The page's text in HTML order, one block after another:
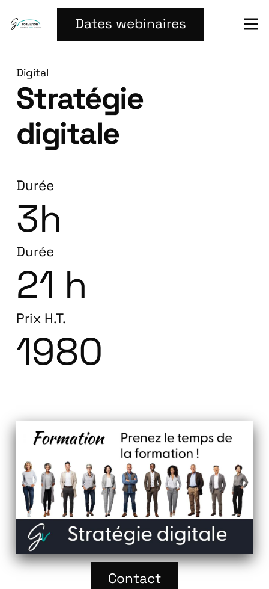
Dates webinaires
Digital
Stratégie
digitale
Durée
3h
Durée
21 h
Prix H.T.
1980
Contact